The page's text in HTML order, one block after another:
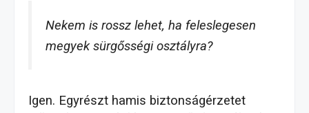
Nekem is rossz lehet, ha feleslegesen
megyek sürgősségi osztályra?
Igen. Egyrészt hamis biztonságérzetet